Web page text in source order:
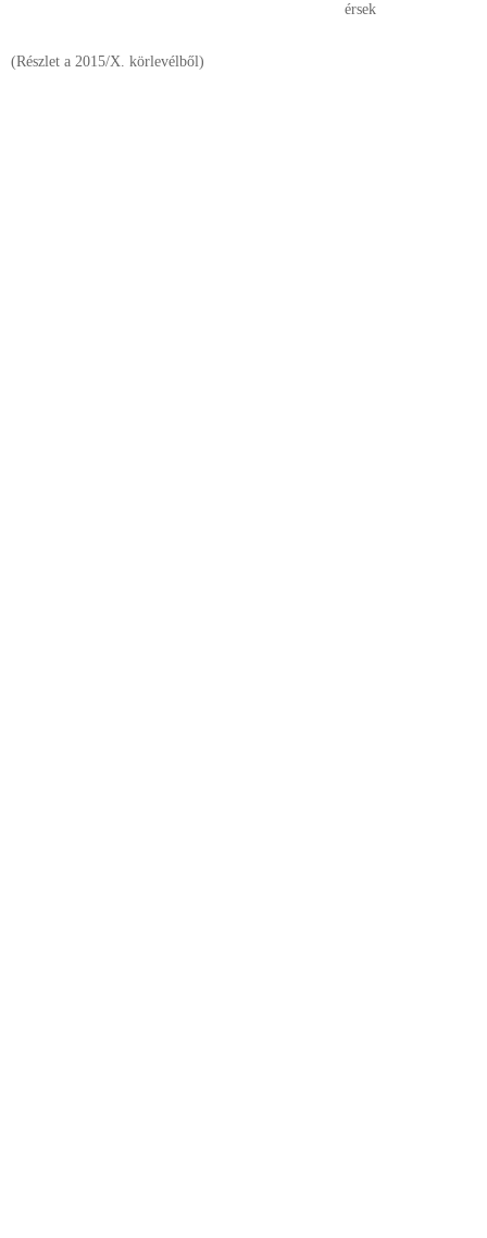
érsek
(Részlet a 2015/X. körlevélből)